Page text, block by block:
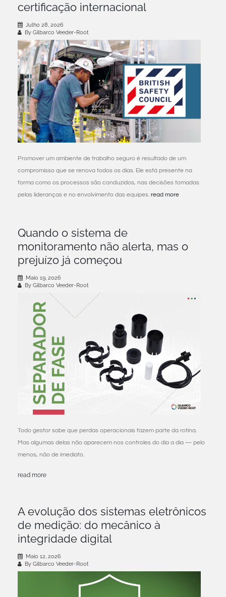
certificação internacional
Julho 28, 2026
By Gilbarco Veeder-Root
Promover um ambiente de trabalho seguro é resultado de um
compromisso que se renova todos os dias. Ele está presente na
forma como os processos são conduzidos, nas decisões tomadas
pelas lideranças e no envolvimento das equipes. read more
Quando o sistema de
monitoramento não alerta, mas o
prejuízo já começou
Maio 19, 2026
By Gilbarco Veeder-Root
Todo gestor sabe que perdas operacionais fazem parte da rotina.
Mas algumas delas não aparecem nos controles do dia a dia — pelo
menos, não de imediato.
read more
A evolução dos sistemas eletrônicos
de medição: do mecânico à
integridade digital
Maio 12, 2026
By Gilbarco Veeder-Root